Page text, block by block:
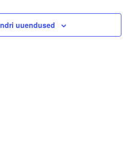
uuendused